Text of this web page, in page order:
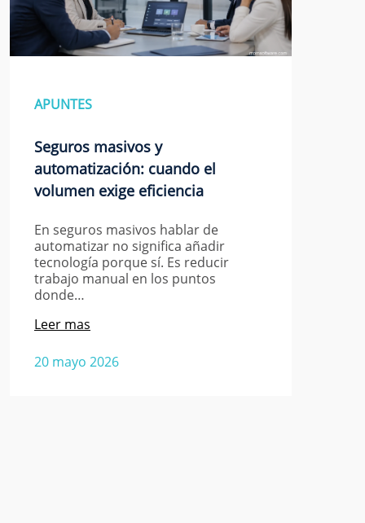
APUNTES
Seguros masivos y
automatización: cuando el
volumen exige eficiencia
En seguros masivos hablar de
automatizar no significa añadir
tecnología porque sí. Es reducir
trabajo manual en los puntos
donde…
20 mayo 2026
Leer mas